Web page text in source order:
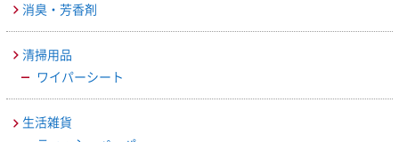
消臭・芳香剤
清掃用品
ワイパーシート
生活雑貨